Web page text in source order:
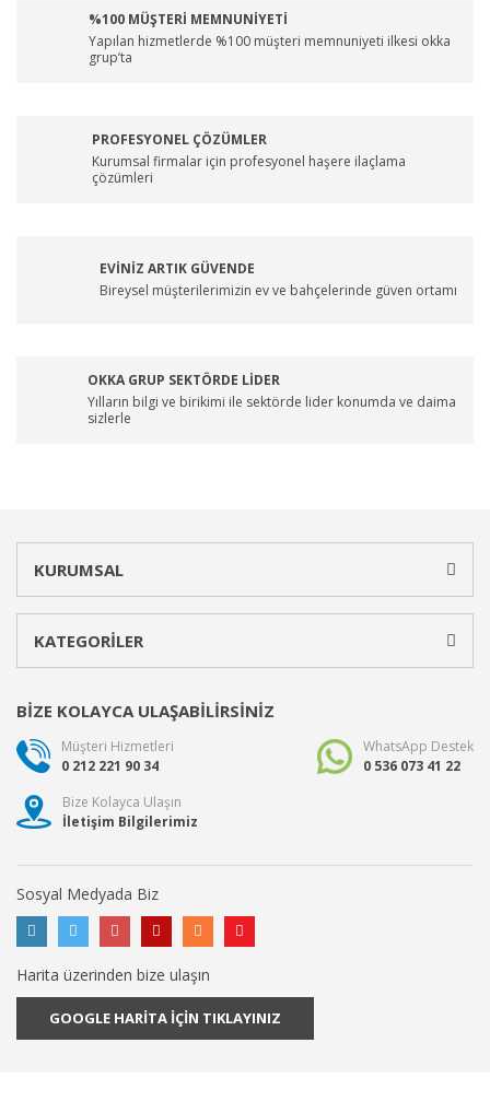
%100 MÜŞTERİ MEMNUNİYETİ
Yapılan hizmetlerde %100 müşteri memnuniyeti ilkesi okka
grup’ta
PROFESYONEL ÇÖZÜMLER
Kurumsal firmalar için profesyonel haşere ilaçlama
çözümleri
EVİNİZ ARTIK GÜVENDE
Bireysel müşterilerimizin ev ve bahçelerinde güven ortamı
OKKA GRUP SEKTÖRDE LİDER
Yılların bilgi ve birikimi ile sektörde lider konumda ve daima
sizlerle
KURUMSAL
KATEGORİLER
BİZE KOLAYCA ULAŞABİLİRSİNİZ
Müşteri Hizmetleri
0 212 221 90 34
WhatsApp Destek
0 536 073 41 22
Bize Kolayca Ulaşın
İletişim Bilgilerimiz
Sosyal Medyada Biz
Harita üzerinden bize ulaşın
GOOGLE HARİTA İÇİN TIKLAYINIZ